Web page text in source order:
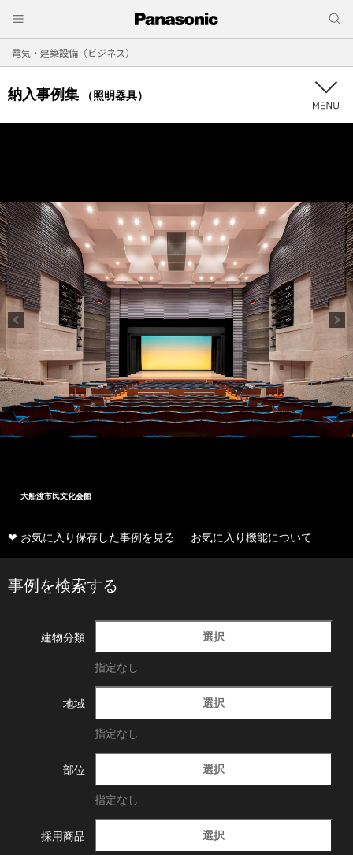
電気・建築設備（ビジネス）
納入事例集 （照明器具）
大船渡市民文化会館
❤ お気に入り保存した事例を見る お気に入り機能について
事例を検索する
建物分類 選択
指定なし
地域 選択
指定なし
部位 選択
指定なし
採用商品 選択